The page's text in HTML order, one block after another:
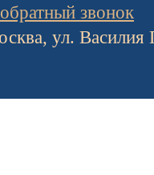
обратный звонок
ул. Василия